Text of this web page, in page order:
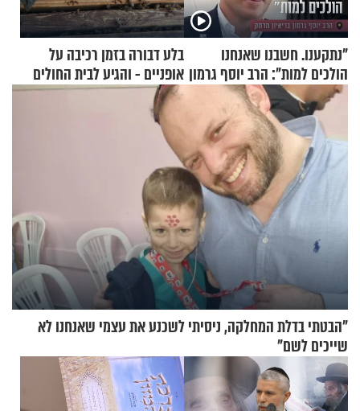
"נתקענו. חשבנו שאנחנו
הולכים למות": הרב יוסף גרמון
בריאיון מרתק
בלע דבורה בזמן רכיבה על
אופניים - והגיע לבית החולים
במצב מסכן חיים
"הבטתי בדלת המחלקה, ניסיתי לשכנע את עצמי שאנחנו לא
שייכים לשם"